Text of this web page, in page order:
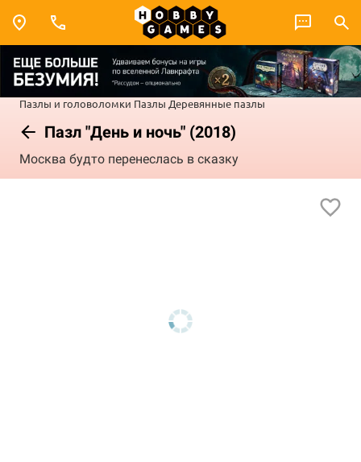
Пазлы и головоломки Пазлы Деревянные пазлы
Пазл "День и ночь" (2018)
Москва будто перенеслась в сказку